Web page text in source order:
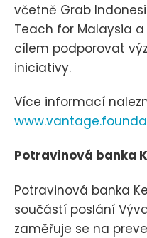
včetně Grab
Teach for Malaysia
cílem podporovat
iniciativy.
Více informací
Potravinová banka
Potravinová banka
součástí poslání
zaměřuje se na